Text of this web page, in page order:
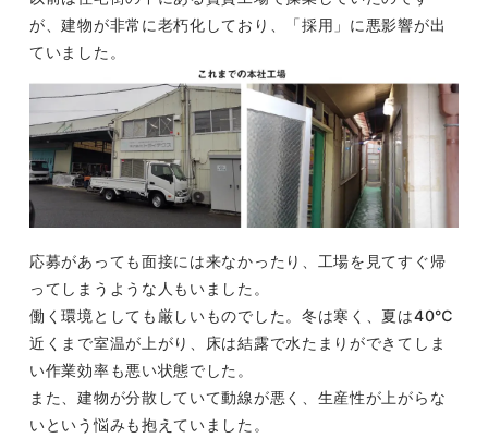
が、建物が非常に老朽化しており、「採用」に悪影響が出
ていました。
応募があっても面接には来なかったり、工場を見てすぐ帰
ってしまうような人もいました。
働く環境としても厳しいものでした。冬は寒く、夏は40℃
近くまで室温が上がり、床は結露で水たまりができてしま
い作業効率も悪い状態でした。
また、建物が分散していて動線が悪く、生産性が上がらな
いという悩みも抱えていました。